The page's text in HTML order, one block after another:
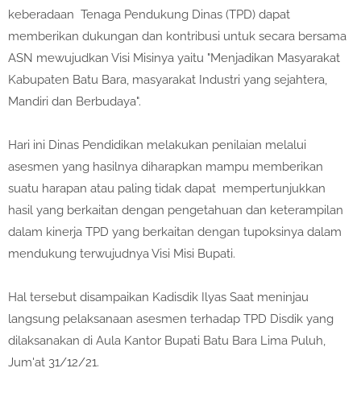
keberadaan Tenaga Pendukung Dinas (TPD) dapat
memberikan dukungan dan kontribusi untuk secara bersama
ASN mewujudkan Visi Misinya yaitu "Menjadikan Masyarakat
Kabupaten Batu Bara, masyarakat Industri yang sejahtera,
Mandiri dan Berbudaya".
Hari ini Dinas Pendidikan melakukan penilaian melalui
asesmen yang hasilnya diharapkan mampu memberikan
suatu harapan atau paling tidak dapat mempertunjukkan
hasil yang berkaitan dengan pengetahuan dan keterampilan
dalam kinerja TPD yang berkaitan dengan tupoksinya dalam
mendukung terwujudnya Visi Misi Bupati.
Hal tersebut disampaikan Kadisdik Ilyas Saat meninjau
langsung pelaksanaan asesmen terhadap TPD Disdik yang
dilaksanakan di Aula Kantor Bupati Batu Bara Lima Puluh,
Jum'at 31/12/21.